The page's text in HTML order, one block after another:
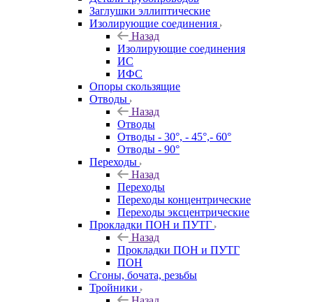
Заглушки эллиптические
Изолирующие соединения
Назад
Изолирующие соединения
ИС
ИФС
Опоры скользящие
Отводы
Назад
Отводы
Отводы - 30°, - 45°,- 60°
Отводы - 90°
Переходы
Назад
Переходы
Переходы концентрические
Переходы эксцентрические
Прокладки ПОН и ПУТГ
Назад
Прокладки ПОН и ПУТГ
ПОН
Сгоны, бочата, резьбы
Тройники